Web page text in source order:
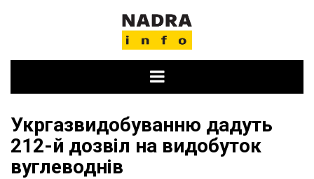
Укргазвидобуванню дадуть
212-й дозвіл на видобуток
вуглеводнів